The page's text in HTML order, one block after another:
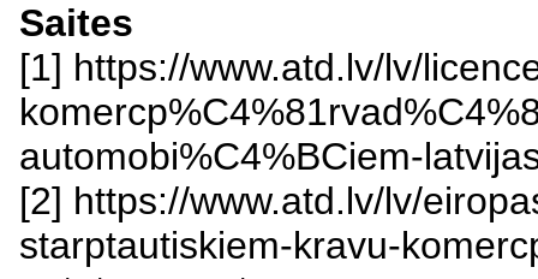
Saites
[1] https://www.atd.lv/lv/
automobi%C4%BCiem-
[2] https://www.atd.lv/lv/
starptautiskiem-kravu-